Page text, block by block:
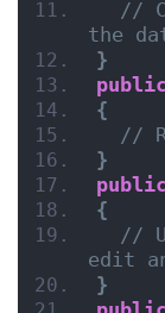
//
the
}
public
{
//
}
public
{
//
edit
}